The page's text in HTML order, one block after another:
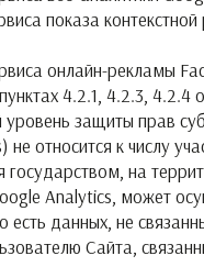
показа
онлайн-рекламы
4.2.1, 4.2.3,
защиты прав
относится к числу
государством, на
Analytics, может
данных, не
Сайта,